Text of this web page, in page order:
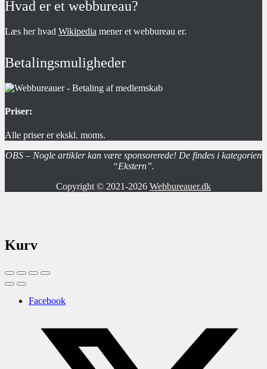
Hvad er et webbureau?
Læs her hvad Wikipedia mener et webbureau er.
Betalingsmuligheder
Priser:
Alle priser er ekskl. moms.
OBS – Nogle artikler kan være sponsorerede! De findes i kategorien
“Ekstern”.
Copyright © 2021-2026 Webbureauer.dk
Kurv
Facebook